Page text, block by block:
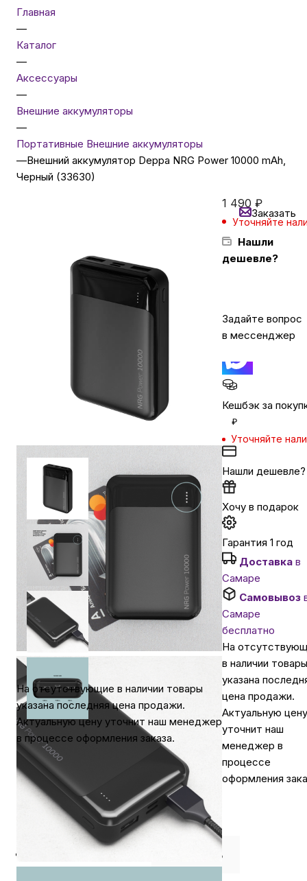
Бытовая техника
Красота и здоровье
Сумки и чемоданы
Для дома и дачи
Для домашних питомцев
Умный дом и безопасность
Автомобильные аксессуары
Сервисный центр Apple в Самаре
Подарочные сертификаты
Главная
—
Каталог
—
Аксессуары
—
Внешние аккумуляторы
—
Портативные Внешние аккумуляторы
—Внешний аккумулятор Deppa NRG Power 10000 mAh,
Черный (33630)
На отсутствующие в наличии товары
указана последняя цена продажи.
Актуальную цену уточнит наш менеджер
в процессе оформления заказа.
1 490 ₽
Уточняйте
Нашли
дешевле?
Заказать
Задайте вопрос
в мессенджер
Кешбэк за
₽
Уточняйте
Нашли дешевле?
Хочу в подарок
Гарантия 1 год
Доставка в
Самаре
Самовывоз
Самаре
бесплатно
На
в наличии товары
указана
цена продажи.
Актуальную цену
уточнит наш
менеджер в
процессе
оформления
Где купить